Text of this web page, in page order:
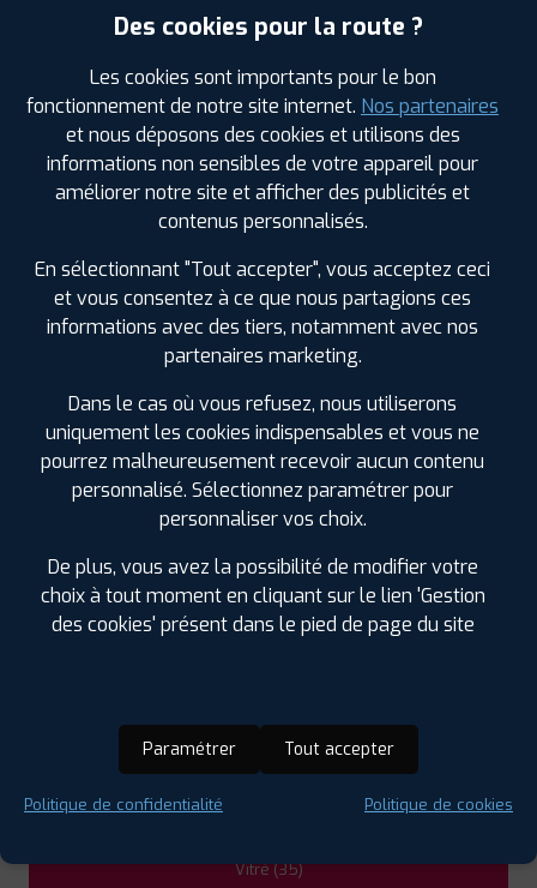
1
PROFIL PLUSGORRON
ZI ROUTE DE FOUGERE 14 AVENUE EMILE ZOLA
53120 GORRON
0243328615
HORAIRES | +D'INFOS
LES GARAGES PROFIL PLUS
DANS LES VILLES À PROXIMITÉ
Château-Gontier (53)
Ernée (53)
Fougères (35)
Sablé-sur-Sarthe (72)
Saint-Berthevin (53)
Vitré (35)
Des cookies pour la route ?
Les cookies sont importants pour le bon
fonctionnement de notre site internet. Nos partenaires
et nous déposons des cookies et utilisons des
informations non sensibles de votre appareil pour
améliorer notre site et afficher des publicités et
contenus personnalisés.
En sélectionnant "Tout accepter", vous acceptez ceci
et vous consentez à ce que nous partagions ces
informations avec des tiers, notamment avec nos
partenaires marketing.
Dans le cas où vous refusez, nous utiliserons
uniquement les cookies indispensables et vous ne
pourrez malheureusement recevoir aucun contenu
personnalisé. Sélectionnez paramétrer pour
personnaliser vos choix.
De plus, vous avez la possibilité de modifier votre
choix à tout moment en cliquant sur le lien 'Gestion
des cookies' présent dans le pied de page du site
Paramétrer Tout accepter
Politique de confidentialité Politique de cookies